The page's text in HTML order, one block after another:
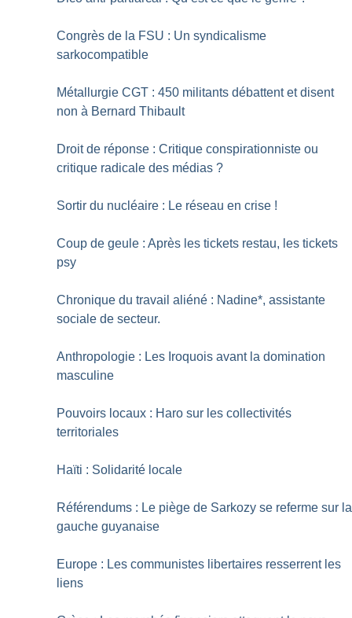
Congrès de la FSU : Un syndicalisme
sarkocompatible
Métallurgie CGT : 450 militants débattent et disent
non à Bernard Thibault
Droit de réponse : Critique conspirationniste ou
critique radicale des médias ?
Sortir du nucléaire : Le réseau en crise !
Coup de geule : Après les tickets restau, les tickets
psy
Chronique du travail aliéné : Nadine*, assistante
sociale de secteur.
Anthropologie : Les Iroquois avant la domination
masculine
Pouvoirs locaux : Haro sur les collectivités
territoriales
Haïti : Solidarité locale
Référendums : Le piège de Sarkozy se referme sur la
gauche guyanaise
Europe : Les communistes libertaires resserrent les
liens